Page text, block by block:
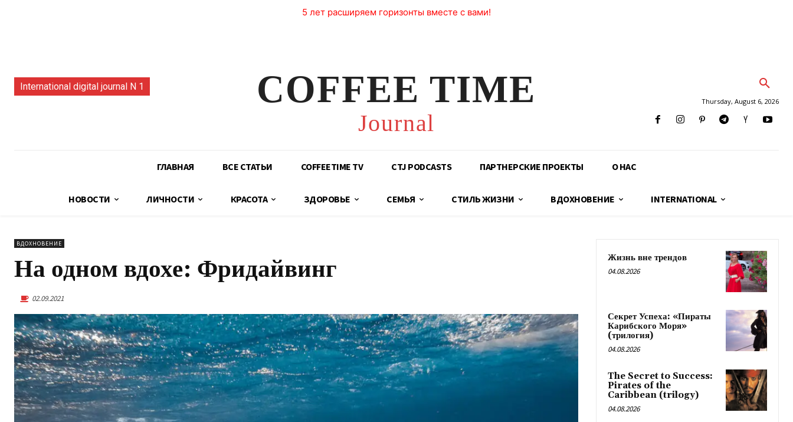
5 лет расширяем горизонты вместе с вами!
International digital journal N 1 COFFEE TIME
Journal
Thursday, August 6, 2026
ГЛАВНАЯ ВСЕ СТАТЬИ COFFEETIME TV CTJ PODCASTS ПАРТНЕРСКИЕ ПРОЕКТЫ О НАС
НОВОСТИ ЛИЧНОСТИ КРАСОТА ЗДОРОВЬЕ СЕМЬЯ СТИЛЬ ЖИЗНИ ВДОХНОВЕНИЕ INTERNATIONAL
ВДОХНОВЕНИЕ
На одном вдохе: Фридайвинг
02.09.2021
Жизнь вне трендов
04.08.2026
Секрет Успеха: «Пираты
Карибского Моря»
(трилогия)
04.08.2026
The Secret to Success:
Pirates of the
Caribbean (trilogy)
04.08.2026